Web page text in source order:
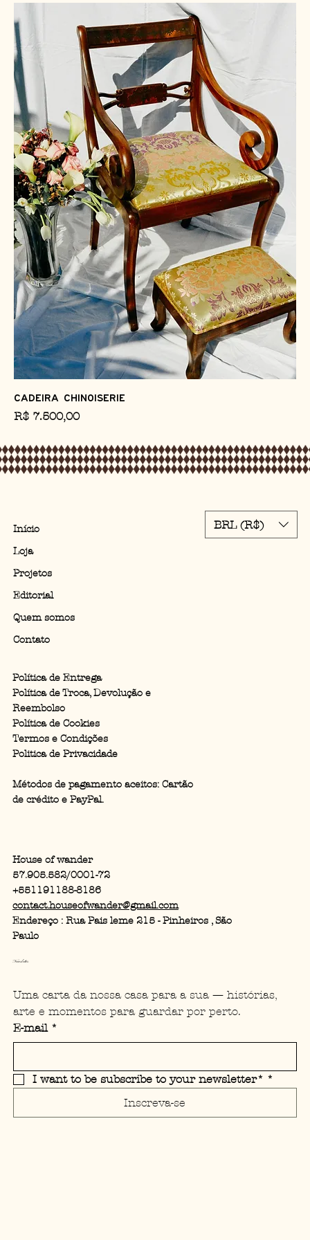
Cadeira chinoiserie
Preço
R$ 7.500,00
Início
Loja
Projetos
Editorial
Quem somos
Contato
BRL (R$)
Política de Entrega
Política de Troca, Devolução e
Reembolso
Política de Cookies
Termos e Condições
Politica de Privacidade
Métodos de pagamento aceitos: Cartão
de crédito e PayPal.
House of wander
57.905.582/0001-72
+551191188-8186
contact.houseofwander@gmail.com
Endereço : Rua Pais leme 215 - Pinheiros , São
Paulo
Newsletter
Uma carta da nossa casa para a sua — histórias,
arte e momentos para guardar por perto.
E-mail *
I want to be subscribe to your newsletter* *
Inscreva-se